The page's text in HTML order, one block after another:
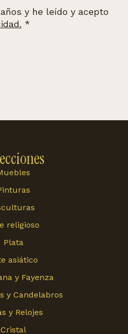
y he leído y acepto
*
religioso
Plata
asiático
y Fayenza
y Candelabros
y Relojes
Cristal